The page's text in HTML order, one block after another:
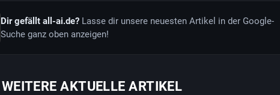
Dir gefällt all-ai.de? Lasse dir unsere neuesten Artikel in der Google-
Suche ganz oben anzeigen!
WEITERE AKTUELLE ARTIKEL